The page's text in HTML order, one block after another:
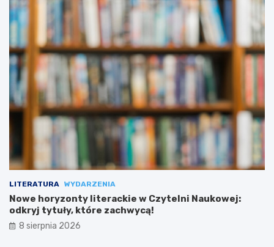
LITERATURA WYDARZENIA
Nowe horyzonty literackie w Czytelni Naukowej:
odkryj tytuły, które zachwycą!
8 sierpnia 2026